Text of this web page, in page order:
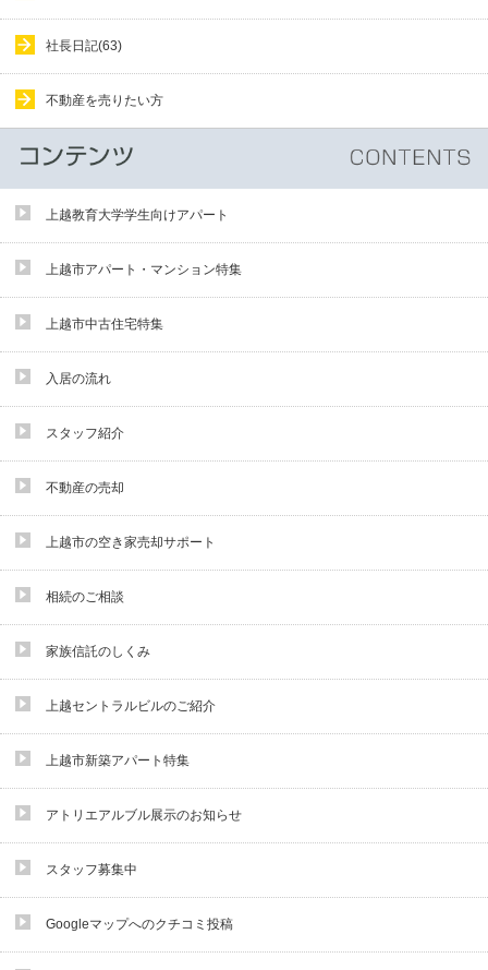
社長日記(63)
不動産を売りたい方
上越教育大学学生向けアパート
上越市アパート・マンション特集
上越市中古住宅特集
入居の流れ
スタッフ紹介
不動産の売却
上越市の空き家売却サポート
相続のご相談
家族信託のしくみ
上越セントラルビルのご紹介
上越市新築アパート特集
アトリエアルブル展示のお知らせ
スタッフ募集中
Googleマップへのクチコミ投稿